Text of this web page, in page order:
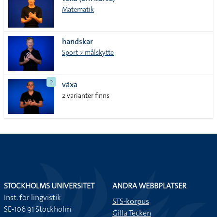
lista
Matematik
handskar
Sport > målskytte
2 växa
2 varianter finns
STOCKHOLMS UNIVERSITET
Inst. för lingvistik
SE-106 91 Stockholm
ANDRA WEBBPLATSER
STS-korpus
Gilla Tecken